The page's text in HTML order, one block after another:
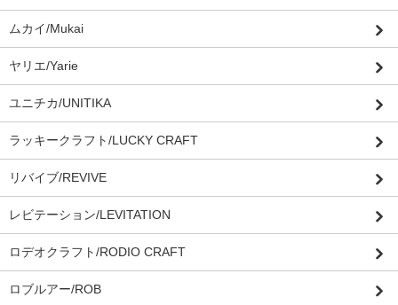
ムカイ/Mukai
ヤリエ/Yarie
ユニチカ/UNITIKA
ラッキークラフト/LUCKY CRAFT
リバイブ/REVIVE
レビテーション/LEVITATION
ロデオクラフト/RODIO CRAFT
ロブルアー/ROB